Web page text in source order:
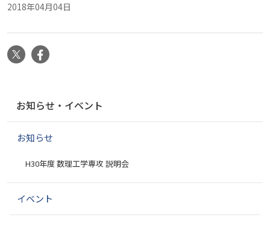
2018年04月04日
X
ゲ
ン
お知らせ・イベント
お知らせ
H30年度 数理工学専攻 説明会
イベント